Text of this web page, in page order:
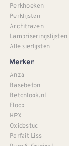
Perkhoeken
Perklijsten
Architraven
Lambriseringslijsten
Alle sierlijsten
Merken
Anza
Basebeton
Betonlook.nl
Flocx
HPX
Oxidestuc
Parfait Liss